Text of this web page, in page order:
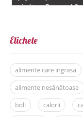
Etichete
alimente care ingrasa
alimente nesănătoase
boli
calorii